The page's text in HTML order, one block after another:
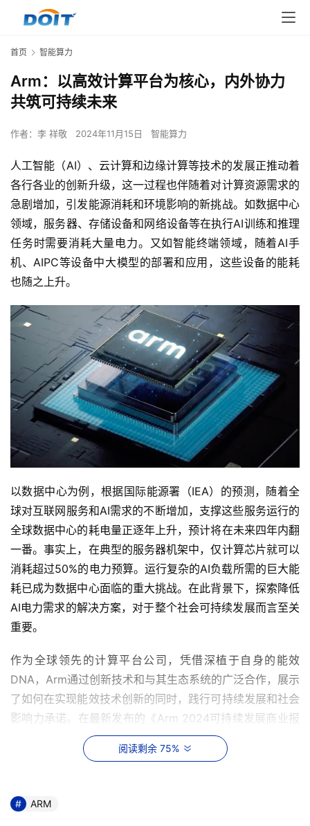
首页 智能算力
Arm：以高效计算平台为核心，内外协力
共筑可持续未来
作者： 李 祥敬 2024年11月15日 智能算力
人工智能（AI）、云计算和边缘计算等技术的发展正推动着
各行各业的创新升级，这一过程也伴随着对计算资源需求的
急剧增加，引发能源消耗和环境影响的新挑战。如数据中心
领域，服务器、存储设备和网络设备等在执行AI训练和推理
任务时需要消耗大量电力。又如智能终端领域，随着AI手
机、AIPC等设备中大模型的部署和应用，这些设备的能耗
也随之上升。
以数据中心为例，根据国际能源署（IEA）的预测，随着全
球对互联网服务和AI需求的不断增加，支撑这些服务运行的
全球数据中心的耗电量正逐年上升，预计将在未来四年内翻
一番。事实上，在典型的服务器机架中，仅计算芯片就可以
消耗超过50%的电力预算。运行复杂的AI负载所需的巨大能
耗已成为数据中心面临的重大挑战。在此背景下，探索降低
AI电力需求的解决方案，对于整个社会可持续发展而言至关
重要。
作为全球领先的计算平台公司，凭借深植于自身的能效
DNA，Arm通过创新技术和与其生态系统的广泛合作，展示
了如何在实现能效技术创新的同时，践行可持续发展和社会
影响力承诺。在最新发布的《Arm 2024可持续发展商业报
告》中，Arm以有力的数据和案例展示了其在提升能源效
率、减少温室气体排放、推动社会福祉等方面的出色表现。
阅读剩余 75%
ARM